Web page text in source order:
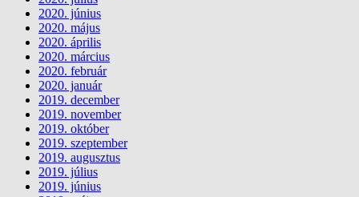
2020. június
2020. május
2020. április
2020. március
2020. február
2020. január
2019. december
2019. november
2019. október
2019. szeptember
2019. augusztus
2019. július
2019. június